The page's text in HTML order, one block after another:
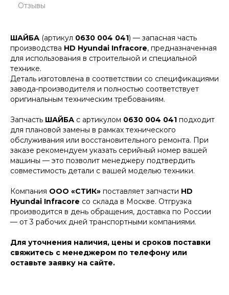
Отзывы
ШАЙБА (артикул 0630 004 041) — запасная часть
производства HD Hyundai Infracore, предназначенная
для использования в строительной и специальной
технике.
Деталь изготовлена в соответствии со спецификациями
завода-производителя и полностью соответствует
оригинальным техническим требованиям.
Запчасть ШАЙБА с артикулом 0630 004 041 подходит
для плановой замены в рамках технического
обслуживания или восстановительного ремонта. При
заказе рекомендуем указать серийный номер вашей
машины — это позволит менеджеру подтвердить
совместимость детали с вашей моделью техники.
Компания ООО «СТИК» поставляет запчасти HD
Hyundai Infracore со склада в Москве. Отгрузка
производится в день обращения, доставка по России
— от 3 рабочих дней транспортными компаниями.
Для уточнения наличия, цены и сроков поставки
свяжитесь с менеджером по телефону или
оставьте заявку на сайте.